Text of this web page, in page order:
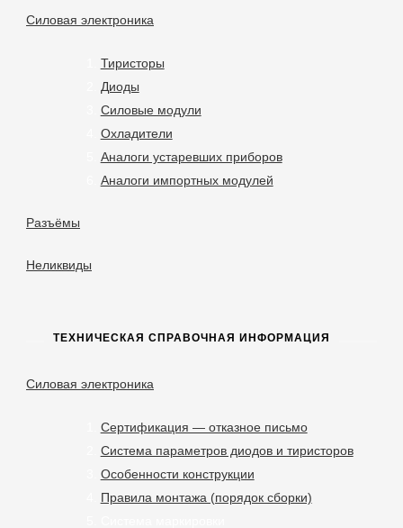
Силовая электроника
Тиристоры
Диоды
Силовые модули
Охладители
Аналоги устаревших приборов
Аналоги импортных модулей
Разъёмы
Неликвиды
ТЕХНИЧЕСКАЯ СПРАВОЧНАЯ ИНФОРМАЦИЯ
Силовая электроника
Сертификация — отказное письмо
Система параметров диодов и тиристоров
Особенности конструкции
Правила монтажа (порядок сборки)